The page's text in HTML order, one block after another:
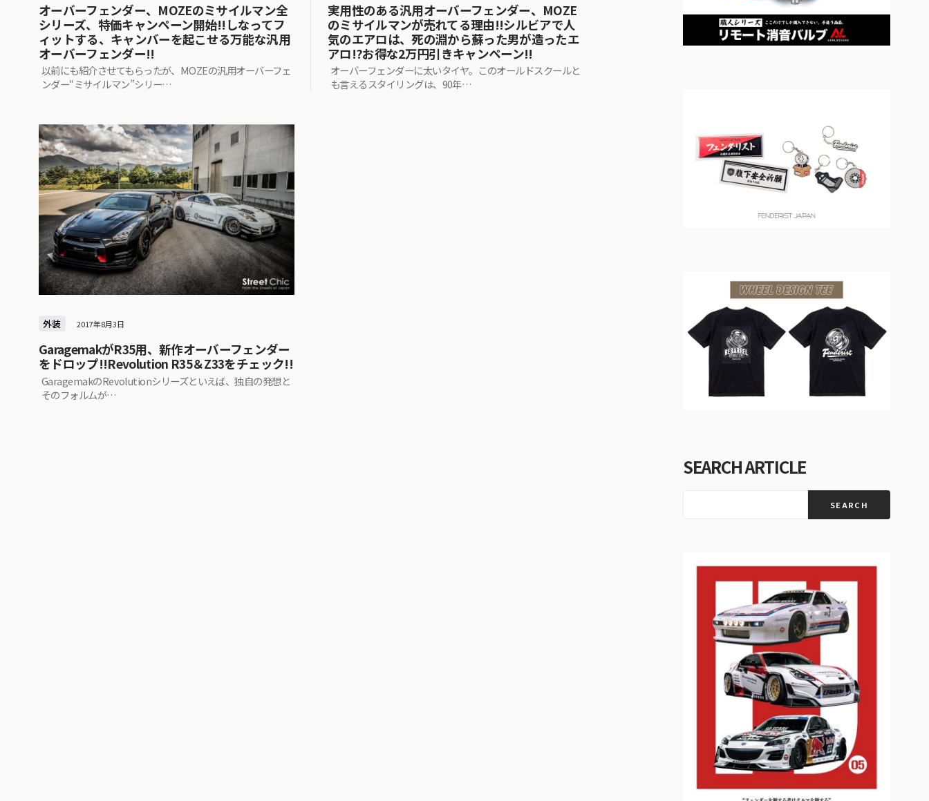
オーバーフェンダー、MOZEのミサイルマン全
シリーズ、特価キャンペーン開始!!しなってフ
ィットする、キャンバーを起こせる万能な汎用
オーバーフェンダー!!
以前にも紹介させてもらったが、MOZEの汎用オーバーフェ
ンダー“ミサイルマン”シリー…
実用性のある汎用オーバーフェンダー、MOZE
のミサイルマンが売れてる理由!!シルビアで人
気のエアロは、死の淵から蘇った男が造ったエ
アロ!?お得な2万円引きキャンペーン!!
オーバーフェンダーに太いタイヤ。このオールドスクールと
も言えるスタイリングは、90年…
外装 2017年8月3日
GaragemakがR35用、新作オーバーフェンダー
をドロップ!!Revolution R35＆Z33をチェック!!
GaragemakのRevolutionシリーズといえば、独自の発想と
そのフォルムが…
SEARCH ARTICLE
SEARCH